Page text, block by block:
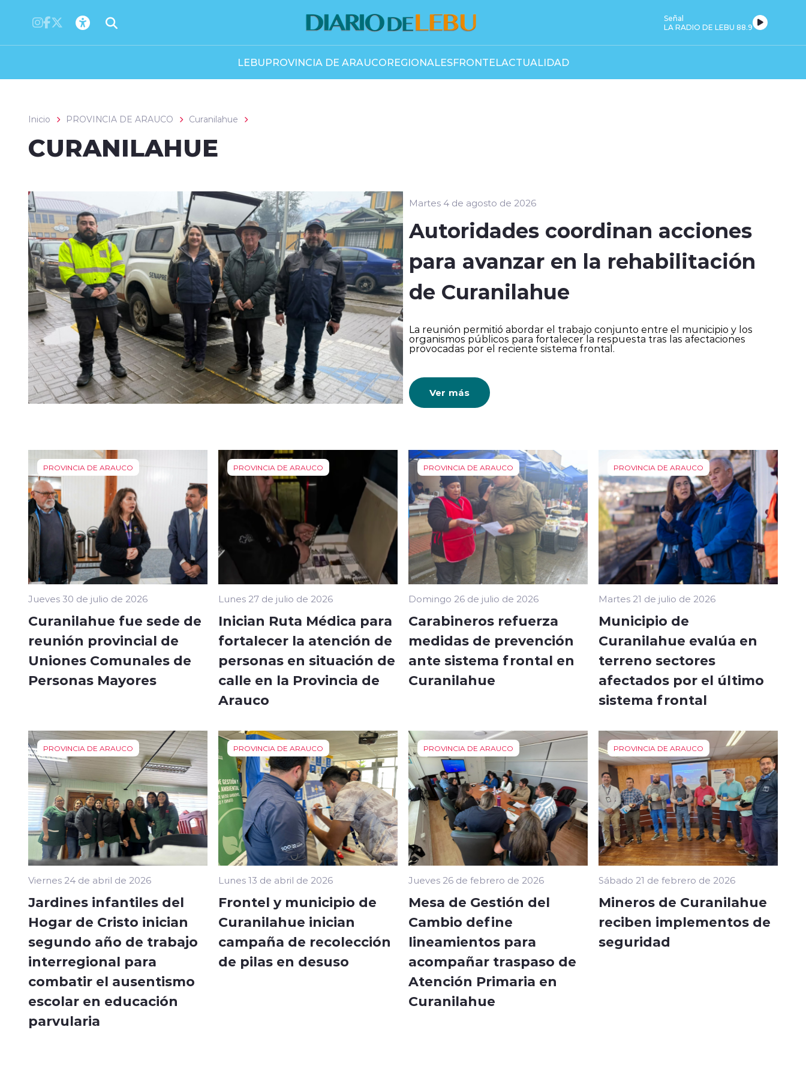
Señal
LA RADIO DE LEBU 88.9
LEBUPROVINCIA DE ARAUCOREGIONALESFRONTELACTUALIDAD
Inicio PROVINCIA DE ARAUCO Curanilahue
CURANILAHUE
Martes 4 de agosto de 2026
Autoridades coordinan acciones
para avanzar en la rehabilitación
de Curanilahue
La reunión permitió abordar el trabajo conjunto entre el municipio y los
organismos públicos para fortalecer la respuesta tras las afectaciones
provocadas por el reciente sistema frontal.
Ver más
PROVINCIA DE ARAUCO
Jueves 30 de julio de 2026
Curanilahue fue sede de
reunión provincial de
Uniones Comunales de
Personas Mayores
PROVINCIA DE ARAUCO
Lunes 27 de julio de 2026
Inician Ruta Médica para
fortalecer la atención de
personas en situación de
calle en la Provincia de
Arauco
PROVINCIA DE ARAUCO
Domingo 26 de julio de 2026
Carabineros refuerza
medidas de prevención
ante sistema frontal en
Curanilahue
PROVINCIA DE ARAUCO
Martes 21 de julio de 2026
Municipio de
Curanilahue evalúa en
terreno sectores
afectados por el último
sistema frontal
PROVINCIA DE ARAUCO
Viernes 24 de abril de 2026
Jardines infantiles del
Hogar de Cristo inician
segundo año de trabajo
interregional para
combatir el ausentismo
escolar en educación
parvularia
PROVINCIA DE ARAUCO
Lunes 13 de abril de 2026
Frontel y municipio de
Curanilahue inician
campaña de recolección
de pilas en desuso
PROVINCIA DE ARAUCO
Jueves 26 de febrero de 2026
Mesa de Gestión del
Cambio define
lineamientos para
acompañar traspaso de
Atención Primaria en
Curanilahue
PROVINCIA DE ARAUCO
Sábado 21 de febrero de 2026
Mineros de Curanilahue
reciben implementos de
seguridad